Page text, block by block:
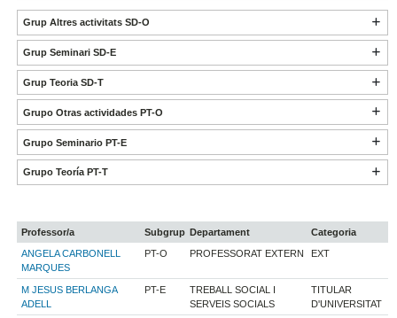
Grup Altres activitats SD-O
Grup Seminari SD-E
Grup Teoria SD-T
Grupo Otras actividades PT-O
Grupo Seminario PT-E
Grupo Teoría PT-T
Professor/a Subgrup Departament
Categoria
ANGELA CARBONELL
MARQUES
PT-O PROFESSORAT EXTERN EXT
M JESUS BERLANGA
ADELL
PT-E
TREBALL SOCIAL I
SERVEIS SOCIALS
TITULAR
D'UNIVERSITAT